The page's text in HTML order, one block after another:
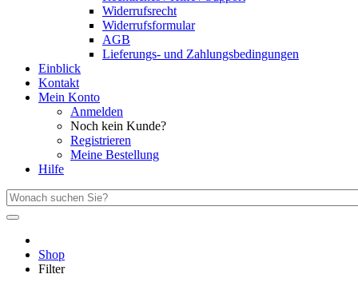
Widerrufsrecht
Widerrufsformular
AGB
Lieferungs- und Zahlungsbedingungen
Einblick
Kontakt
Mein Konto
Anmelden
Noch kein Kunde?
Registrieren
Meine Bestellung
Hilfe
Shop
Filter